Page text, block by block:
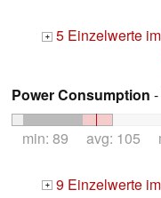
+ 5 Einzelwerte
Power Consumption
min: 89 avg: 105
+ 9 Einzelwerte